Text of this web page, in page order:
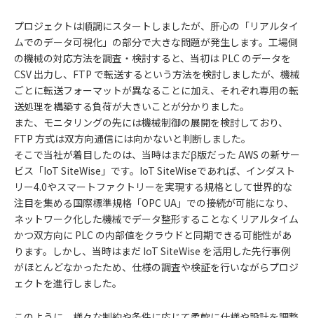
プロジェクトは順調にスタートしましたが、肝心の「リアルタイ
ムでのデータ可視化」の部分で大きな問題が発生します。工場側
の機械の対応方法を調査・検討すると、当初は PLC のデータを
CSV 出力し、FTP で転送するという方法を検討しましたが、機械
ごとに転送フォーマットが異なることに加え、それぞれ専用の転
送処理を構築する負荷が大きいことが分かりました。
また、モニタリングの先には機械制御の展開を検討しており、
FTP 方式は双方向通信には向かないと判断しました。
そこで当社が着目したのは、当時はまだβ版だった AWS の新サー
ビス「IoT SiteWise」です。IoT SiteWiseであれば、インダスト
リー4.0やスマートファクトリーを実現する規格として世界的な
注目を集める国際標準規格「OPC UA」での接続が可能になり、
ネットワーク化した機械でデータ整形することなくリアルタイム
かつ双方向に PLC の内部値をクラウドと同期できる可能性があ
ります。しかし、当時はまだ IoT SiteWise を活用した先行事例
がほとんどなかったため、仕様の調査や検証を行いながらプロジ
ェクトを進行しました。